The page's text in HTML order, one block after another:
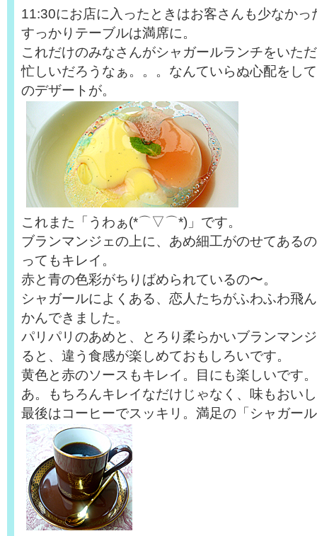
11:30にお店に入ったときはお客さんも少なかっ
すっかりテーブルは満席に。
これだけのみなさんがシャガールランチをいた
忙しいだろうなぁ。。。なんていらぬ心配をし
のデザートが。
これまた「うわぁ(*⌒▽⌒*)」です。
ブランマンジェの上に、あめ細工がのせてある
ってもキレイ。
赤と青の色彩がちりばめられているの〜。
シャガールによくある、恋人たちがふわふわ飛
かんできました。
パリパリのあめと、とろり柔らかいブランマン
ると、違う食感が楽しめておもしろいです。
黄色と赤のソースもキレイ。目にも楽しいです。
あ。もちろんキレイなだけじゃなく、味もおい
最後はコーヒーでスッキリ。満足の「シャガー